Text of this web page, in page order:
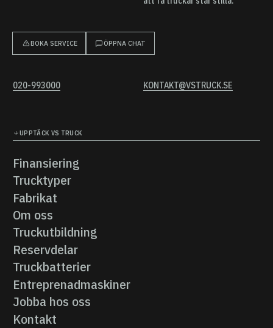
BOKA SERVICE ÖPPNA CHAT
020-993000 KONTAKT@VSTRUCK.SE
UPPTÄCK VS TRUCK
Finansiering
Finansiering
Trucktyper
Trucktyper
Fabrikat
Fabrikat
Om oss
Om oss
Truckutbildning
Truckutbildning
Reservdelar
Reservdelar
Truckbatterier
Truckbatterier
Entreprenadmaskiner
Entreprenadmaskiner
Jobba hos oss
Jobba hos oss
Kontakt